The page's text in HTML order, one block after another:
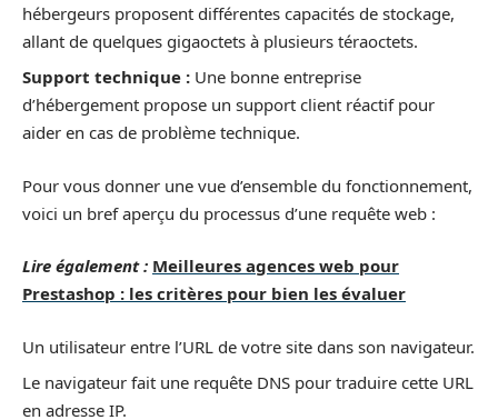
hébergeurs proposent différentes capacités de stockage,
allant de quelques gigaoctets à plusieurs téraoctets.
Support technique : Une bonne entreprise
d’hébergement propose un support client réactif pour
aider en cas de problème technique.
Pour vous donner une vue d’ensemble du fonctionnement,
voici un bref aperçu du processus d’une requête web :
Lire également : Meilleures agences web pour
Prestashop : les critères pour bien les évaluer
Un utilisateur entre l’URL de votre site dans son navigateur.
Le navigateur fait une requête DNS pour traduire cette URL
en adresse IP.